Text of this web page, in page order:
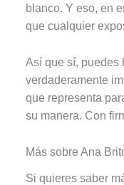
blanco. Y eso, en
que cualquier
Así que sí, puedes
verdaderamente
que representa
su manera. Con
Más sobre Ana
Si quieres saber